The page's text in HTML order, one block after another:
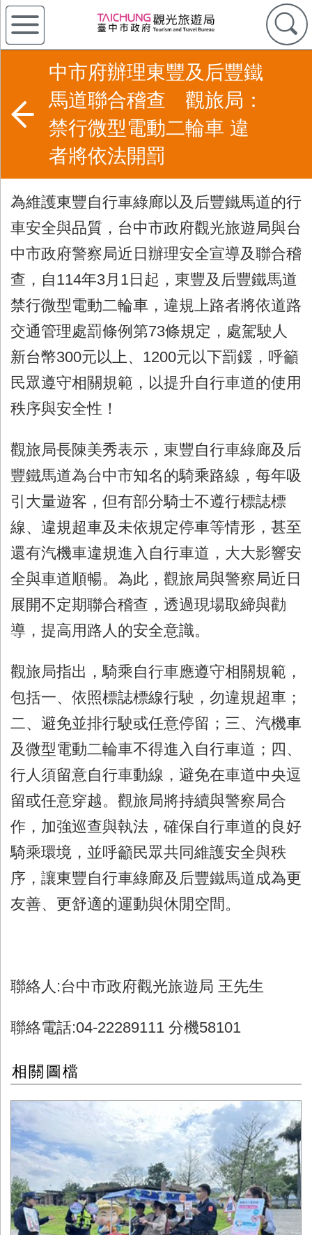
中市府辦理東豐及后豐鐵
馬道聯合稽查 觀旅局：
禁行微型電動二輪車 違
者將依法開罰
為維護東豐自行車綠廊以及后豐鐵馬道的行
車安全與品質，台中市政府觀光旅遊局與台
中市政府警察局近日辦理安全宣導及聯合稽
查，自114年3月 1日起，東豐及后豐鐵馬道
禁行微型電動二輪車，違規上路者將依道路
交通管理處罰條例第73條規定，處駕駛人
新台幣300元以上、 1200元以下罰鍰，呼籲
民眾遵守相關規範，以提升自行車道的使用
秩序與安全性！
觀旅局長陳美秀表示，東豐自行車綠廊及后
豐鐵馬道為台中市知名的騎乘路線，每年吸
引大量遊客，但有部分騎士不遵行標誌標
線、違規超車及未依規定停車等情形，甚至
還有汽機車違規進入自行車道，大大影響安
全與車道順暢。為此，觀旅局與警察局近日
展開不定期聯合稽查，透過現場取締與勸
導，提高用路人的安全意識。
觀旅局指出，騎乘自行車應遵守相關規範，
包括一、依照標誌標線行駛，勿違規超車；
二、避免並排行駛或任意停留；三、汽機車
及微型電動二輪車不得進入自行車道；四、
行人須留意自行車動線，避免在車道中央逗
留或任意穿越。觀旅局將持續與警察局合
作，加強巡查與執法，確保自行車道的良好
騎乘環境，並呼籲民眾共同維護安全與秩
序，讓東豐自行車綠廊及后豐鐵馬道成為更
友善、更舒適的運動與休閒空間。
聯絡人 :台中市政府觀光旅遊局 王先生
聯絡電話:04-22289111 分機58101
相關圖檔